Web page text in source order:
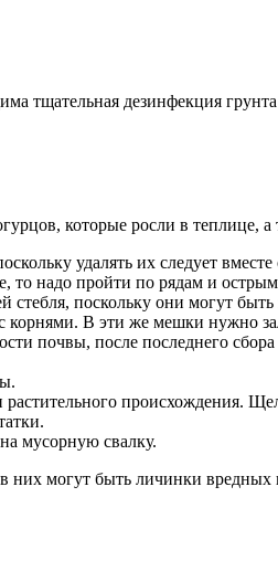
тщательная дезинфекция
которые росли в теплице,
удалять их следует
надо пройти по рядам и
стебля, поскольку они могут
корнями. В эти же мешки нужно
почвы, после последнего
растительного
мусорную свалку.
них могут быть личинки